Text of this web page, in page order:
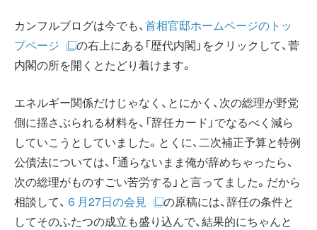
カンフルブログは今でも、首相官邸ホームページのトッ
プページ
の右上にある「歴代内閣」をクリックして、菅
内閣の所を開くとたどり着けます。
エネルギー関係だけじゃなく、とにかく、次の総理が野党
側に揺さぶられる材料を、「辞任カード」でなるべく減ら
していこうとしていました。とくに、二次補正予算と特例
公債法については、「通らないまま俺が辞めちゃったら、
次の総理がものすごい苦労する」と言ってました。だから
相談して、 ６月27日の会見
の原稿には、辞任の条件と
してそのふたつの成立も盛り込んで、結果的にちゃんと